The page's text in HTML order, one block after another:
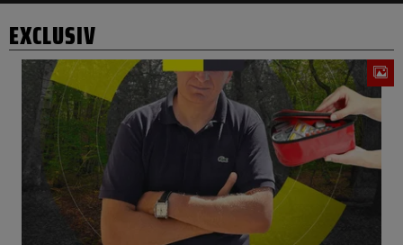
EXCLUSIV